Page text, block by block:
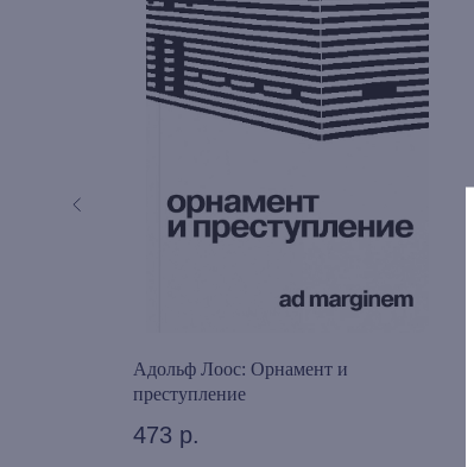
Адольф Лоос: Орнамент и
преступление
473 р.